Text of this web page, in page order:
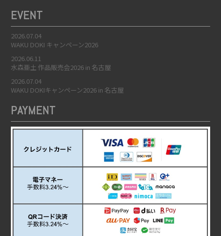
EVENT
2026.07.04
WAKU DOKI キャンペーン2026
2026.06.11
水森亜土 作品販売会2026 in 名古屋
2026.07.04
WAKU DOKIキャンペーン2026 in 名古屋
PAYMENT